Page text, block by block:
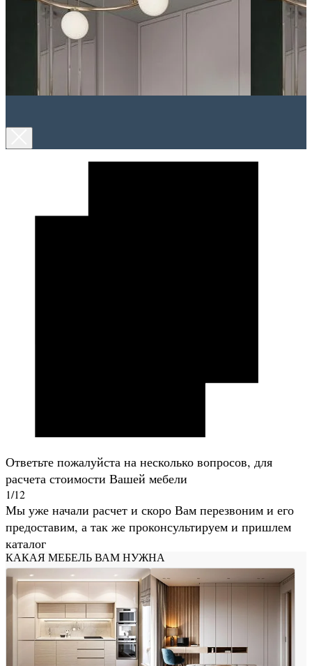
Ответьте пожалуйста на несколько вопросов, для
расчета стоимости Вашей мебели
1/12
Мы уже начали расчет и скоро Вам перезвоним и его
предоставим, а так же проконсультируем и пришлем
каталог
КАКАЯ МЕБЕЛЬ ВАМ НУЖНА